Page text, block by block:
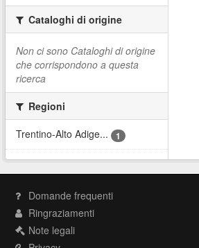
Cataloghi di origine
Non ci sono Cataloghi di origine
che corrispondono a questa
ricerca
Regioni
Trentino-Alto Adige...
1
Domande frequenti
Ringraziamenti
Note legali